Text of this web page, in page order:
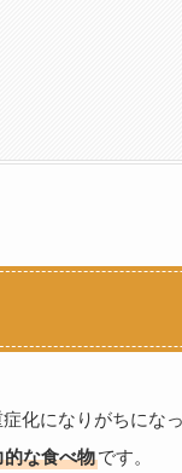
化になりがちにな
な食べ物です。